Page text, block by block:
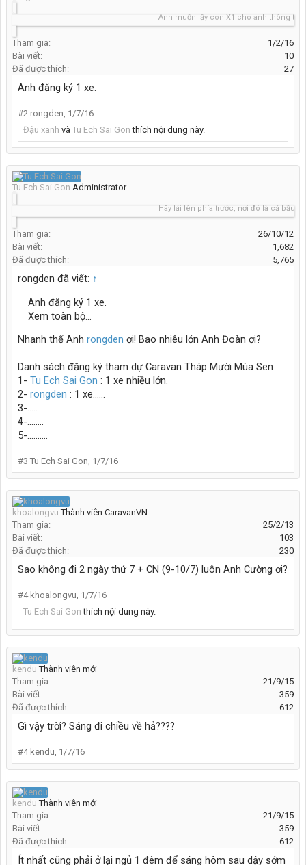
Anh muốn lấy con X1 cho anh thông tin.(từ
Tham gia:
1/2/16
Bài viết:
10
Đã được thích:
27
Anh đăng ký 1 xe.
#2 rongden, 1/7/16
Đậu xanh và Tu Ech Sai Gon thích nội dung này.
Tu Ech Sai Gon Administrator
Hãy lái lên phía trước, nơi đó là cả bầu trời
Tham gia:
26/10/12
Bài viết:
1,682
Đã được thích:
5,765
rongden đã viết: ↑
Anh đăng ký 1 xe.
Xem toàn bộ...
Nhanh thế Anh rongden ơi! Bao nhiêu lớn Anh Đoàn ơi?
Danh sách đăng ký tham dự Caravan Tháp Mười Mùa Sen
1- Tu Ech Sai Gon : 1 xe nhiều lớn.
2- rongden : 1 xe......
3-.....
4-........
5-..........
#3 Tu Ech Sai Gon, 1/7/16
khoalongvu Thành viên CaravanVN
Tham gia:
25/2/13
Bài viết:
103
Đã được thích:
230
Sao không đi 2 ngày thứ 7 + CN (9-10/7) luôn Anh Cường ơi?
#4 khoalongvu, 1/7/16
Tu Ech Sai Gon thích nội dung này.
kendu Thành viên mới
Tham gia:
21/9/15
Bài viết:
359
Đã được thích:
612
Gì vậy trời? Sáng đi chiều về hả????
#4 kendu, 1/7/16
kendu Thành viên mới
Tham gia:
21/9/15
Bài viết:
359
Đã được thích:
612
Ít nhất cũng phải ở lại ngủ 1 đêm để sáng hôm sau dậy sớm